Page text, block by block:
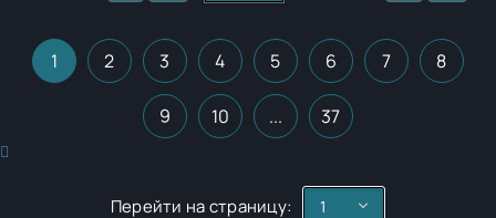
1 2 3 4 5 6 7 8
9 10 ... 37
Перейти на страницу: